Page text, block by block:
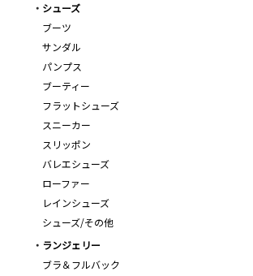
シューズ
ブーツ
サンダル
パンプス
ブーティー
フラットシューズ
スニーカー
スリッポン
バレエシューズ
ローファー
レインシューズ
シューズ/その他
ランジェリー
ブラ＆フルバック